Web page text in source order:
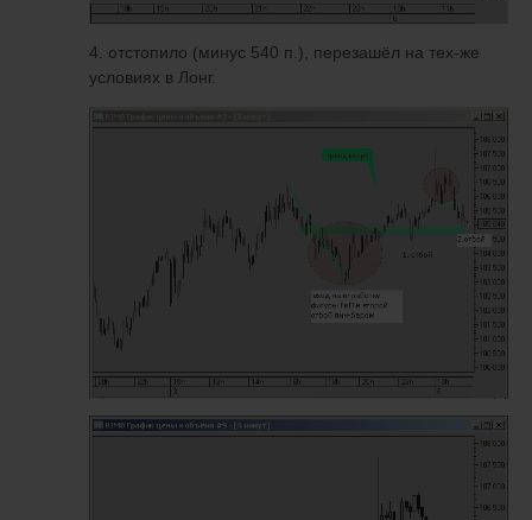
4. отстопило (минус 540 п.), перезашёл на тех-же
условиях в Лонг.